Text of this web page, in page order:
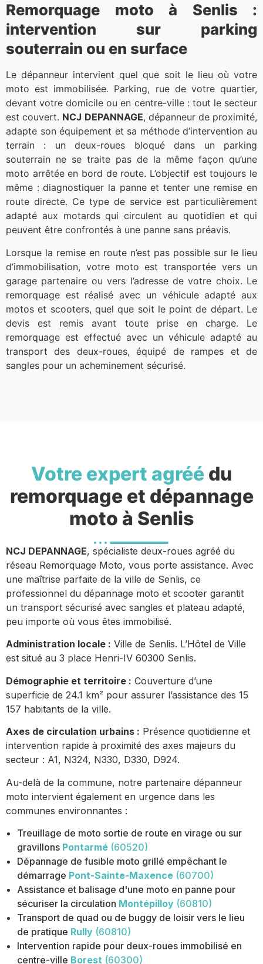
Remorquage moto à Senlis :
intervention sur parking
souterrain ou en surface
Le dépanneur intervient quel que soit le lieu où votre
moto est immobilisée. Parking, rue de votre quartier,
devant votre domicile ou en centre-ville : tout le secteur
est couvert. NCJ DEPANNAGE, dépanneur de proximité,
adapte son équipement et sa méthode d’intervention au
terrain : un deux-roues bloqué dans un parking
souterrain ne se traite pas de la même façon qu’une
moto arrêtée en bord de route. L’objectif est toujours le
même : diagnostiquer la panne et tenter une remise en
route directe. Ce type de service est particulièrement
adapté aux motards qui circulent au quotidien et qui
peuvent être confrontés à une panne sans préavis.
Lorsque la remise en route n’est pas possible sur le lieu
d’immobilisation, votre moto est transportée vers un
garage partenaire ou vers l’adresse de votre choix. Le
remorquage est réalisé avec un véhicule adapté aux
motos et scooters, quel que soit le point de départ. Le
devis est remis avant toute prise en charge. Le
remorquage est effectué avec un véhicule adapté au
transport des deux-roues, équipé de rampes et de
sangles pour un acheminement sécurisé.
Votre expert agréé du
remorquage et dépannage
moto à Senlis
NCJ DEPANNAGE, spécialiste deux-roues agréé du
réseau Remorquage Moto, vous porte assistance. Avec
une maîtrise parfaite de la ville de Senlis, ce
professionnel du dépannage moto et scooter garantit
un transport sécurisé avec sangles et plateau adapté,
peu importe où vous êtes immobilisé.
Administration locale : Ville de Senlis. L’Hôtel de Ville
est situé au 3 place Henri-IV 60300 Senlis.
Démographie et territoire : Couverture d’une
superficie de 24.1 km² pour assurer l’assistance des 15
157 habitants de la ville.
Axes de circulation urbains : Présence quotidienne et
intervention rapide à proximité des axes majeurs du
secteur : A1, N324, N330, D330, D924.
Au-delà de la commune, notre partenaire dépanneur
moto intervient également en urgence dans les
communes environnantes :
Treuillage de moto sortie de route en virage ou sur
gravillons Pontarmé (60520)
Dépannage de fusible moto grillé empêchant le
démarrage Pont-Sainte-Maxence (60700)
Assistance et balisage d'une moto en panne pour
sécuriser la circulation Montépilloy (60810)
Transport de quad ou de buggy de loisir vers le lieu
de pratique Rully (60810)
Intervention rapide pour deux-roues immobilisé en
centre-ville Borest (60300)